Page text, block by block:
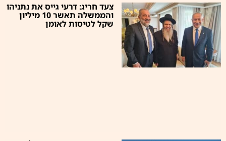
צעד חריג: דרעי גייס את נתניהו
והממשלה תאשר 10 מיליון
שקל לטיסות לאומן